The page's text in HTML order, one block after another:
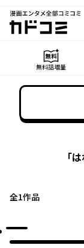
漫画エンタメ全
カ
無料話増量
「
全1作品